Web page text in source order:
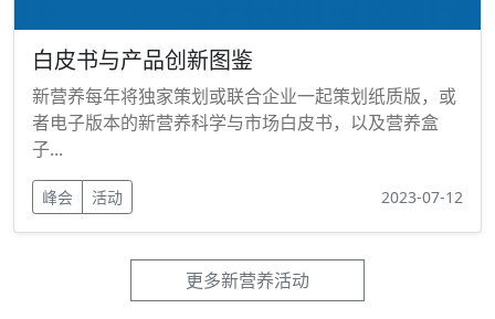
白皮书与产品创新图鉴
新营养每年将独家策划或联合企业一起策划纸质版，或
者电子版本的新营养科学与市场白皮书，以及营养盒
子...
峰会 活动 2023-07-12
更多新营养活动